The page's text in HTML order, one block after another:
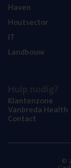
Haven
Hout­sec­tor
IT
Land­bouw
Klan­ten­zo­ne
Van­b­re­da Health
Con­tact
©